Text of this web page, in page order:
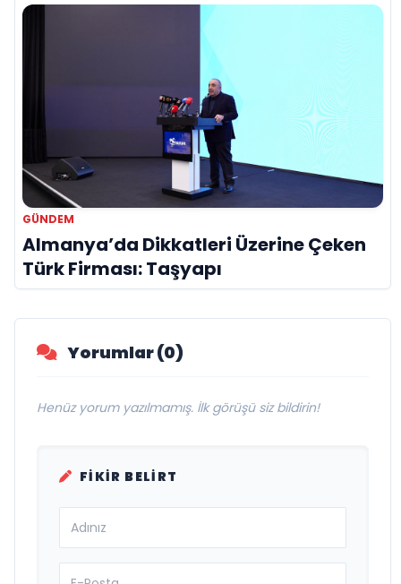
GÜNDEM
Almanya’da Dikkatleri Üzerine Çeken
Türk Firması: Taşyapı
Yorumlar (0)
Henüz yorum yazılmamış. İlk görüşü siz bildirin!
FIKIR BELIRT